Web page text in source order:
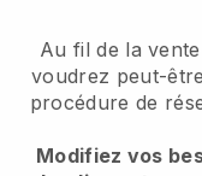
Au fil de la
voudrez peut-
procédure de
Modifiez vos